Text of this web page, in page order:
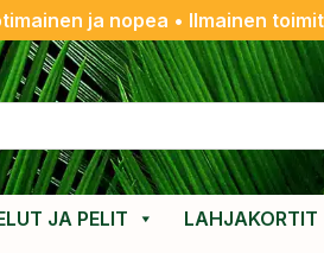
ja nopea • Ilmainen
JA PELIT LAHJAKORTIT